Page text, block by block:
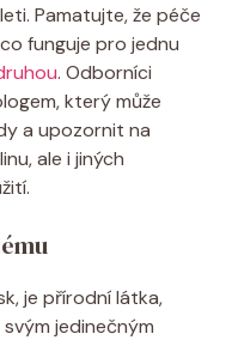
Pamatujte, že péče
funguje pro jednu
. Odborníci
který může
a upozornit na
ale i⁢ jiných
je přírodní látka,
jedinečným